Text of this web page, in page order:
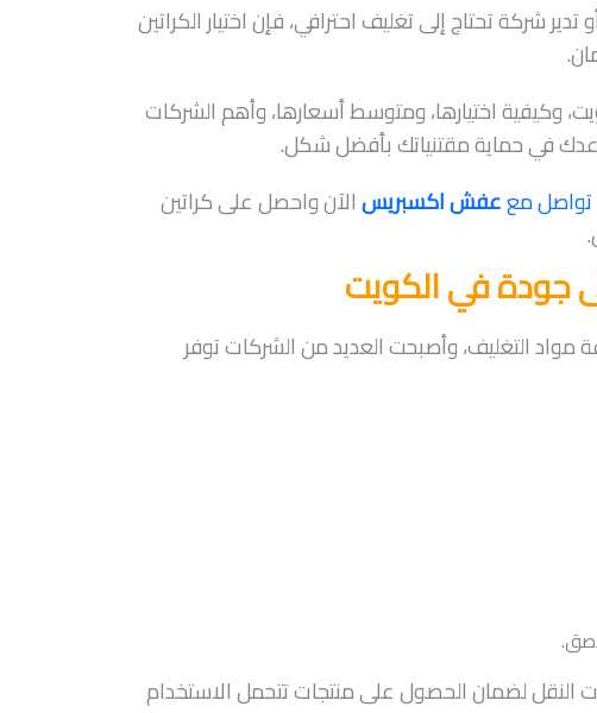
شركة تحتاج إلى تغليف احترافي، فإن اختيار الكراتين
وكيفية اختيارها، ومتوسط أسعارها، وأهم الشركات
في حماية مقتنياتك بأفضل شكل.
تواصل مععفش اكسبريسالآن واحصل على كراتين
جودة في الكويت
مواد التغليف، وأصبحت العديد من الشركات توفر
النقل لضمان الحصول على منتجات تتحمل الاستخدام